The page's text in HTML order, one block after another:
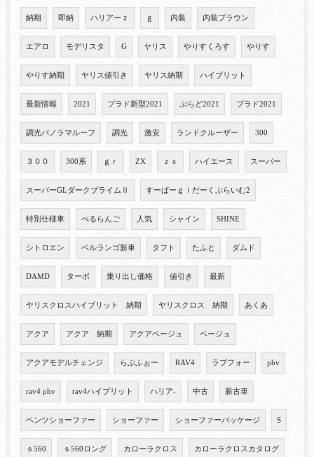
納期 即納 ハリアーｚ ｇ 内装 内装ブラウン
エアロ モデリスタ G ヤリス やりすくろす やりす
やりす納期 ヤリス値引き ヤリス納期 ハイブリット
最新情報 2021 プラド新型2021 ぷらど2021 プラド2021
調光パノラマルーフ 調光 激安 ランドクルーザー 300
３００ 300系 ｇｒ ZX ｚｘ ハイエース スーパー
スーパーGLダークプライムⅡ すーぱーｇｌだーくぷらいむ2
特別仕様車 べるらんご 人気 シャイン SHINE
シトロエン ベルランゴ新車 タフト たふと ダムド
DAMD ターボ 乗り出し価格 値引き 最新
ヤリスクロスハイブリット 納期 ヤリスクロス 納期 あくあ
アクア アクア 納期 アクアベージュ ベージュ
アクアモデルチェンジ らぶふぉー RAV4 ラブフォー phv
rav4 phv rav4ハイブリット ハリア- 中古 新古車
ベンツショーファー ショーファー ショーファーパッケージ S
ｓ560 ｓ560ロング カローラクロス カローラクロスカタログ